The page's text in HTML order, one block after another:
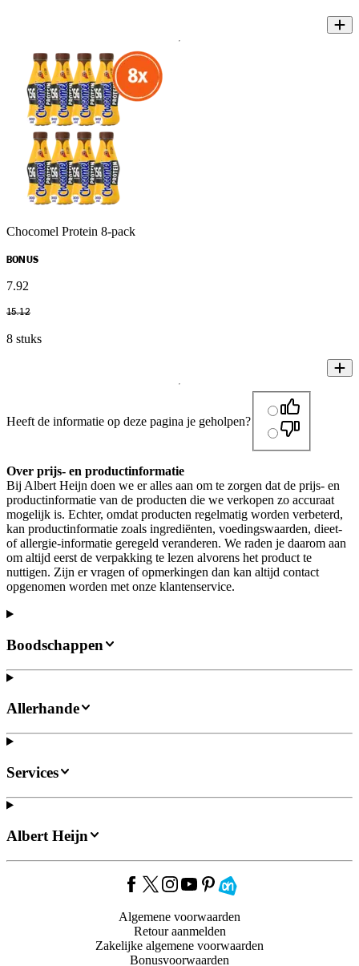
Chocomel Protein 8-pack
BONUS
7.92
15.12
8 stuks
Heeft de informatie op deze pagina je geholpen?
Over prijs- en productinformatie
Bij Albert Heijn doen we er alles aan om te zorgen dat de prijs- en
productinformatie van de producten die we verkopen zo accuraat
mogelijk is. Echter, omdat producten regelmatig worden verbeterd,
kan productinformatie zoals ingrediënten, voedingswaarden, dieet-
of allergie-informatie geregeld veranderen. We raden je daarom aan
om altijd eerst de verpakking te lezen alvorens het product te
nuttigen. Zijn er vragen of opmerkingen dan kan altijd contact
opgenomen worden met onze klantenservice.
Boodschappen
Allerhande
Services
Albert Heijn
Algemene voorwaarden
Retour aanmelden
Zakelijke algemene voorwaarden
Bonusvoorwaarden